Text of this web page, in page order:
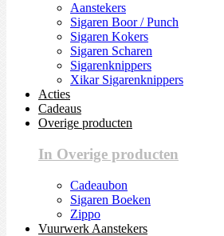
Aanstekers
Sigaren Boor / Punch
Sigaren Kokers
Sigaren Scharen
Sigarenknippers
Xikar Sigarenknippers
Acties
Cadeaus
Overige producten
In Overige producten
Cadeaubon
Sigaren Boeken
Zippo
Vuurwerk Aanstekers